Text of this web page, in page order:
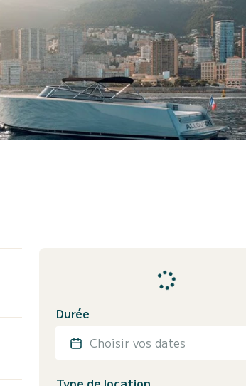
Durée
Choisir vos dates